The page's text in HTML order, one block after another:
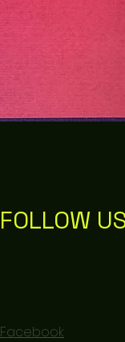
FOLLOW
Facebook